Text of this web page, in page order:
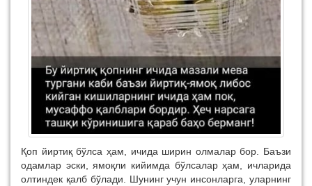
Қоп йиртиқ бўлса ҳам, ичида ширин олмалар бор. Баъзи
одамлар эски, ямоқли кийимда бўлсалар ҳам, ичларида
олтиндек қалб бўлади. Шунинг учун инсонларга, уларнинг